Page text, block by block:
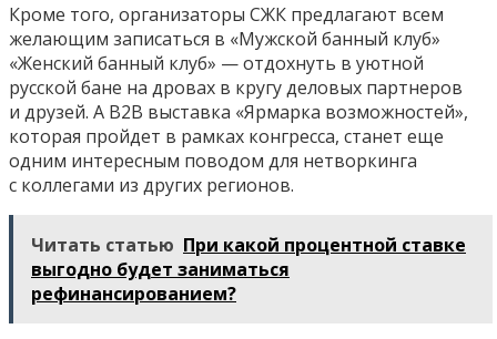
Кроме того, организаторы СЖК предлагают всем
желающим записаться в «Мужской банный клуб»
«Женский банный клуб» — отдохнуть в уютной
русской бане на дровах в кругу деловых партнеров
и друзей. А B2B выставка «Ярмарка возможностей»,
которая пройдет в рамках конгресса, станет еще
одним интересным поводом для нетворкинга
с коллегами из других регионов.
Читать статью При какой процентной ставке
выгодно будет заниматься
рефинансированием?